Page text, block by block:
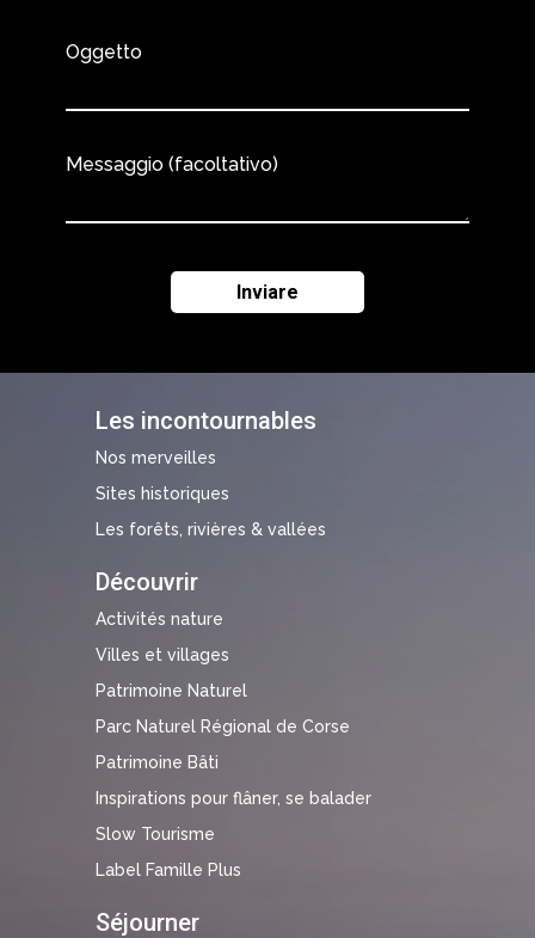
Les incontournables
Nos merveilles
Sites historiques
Les forêts, rivières & vallées
Découvrir
Activités nature
Villes et villages
Patrimoine Naturel
Parc Naturel Régional de Corse
Patrimoine Bâti
Inspirations pour flâner, se balader
Slow Tourisme
Label Famille Plus
Séjourner
Oggetto
Messaggio (facoltativo)